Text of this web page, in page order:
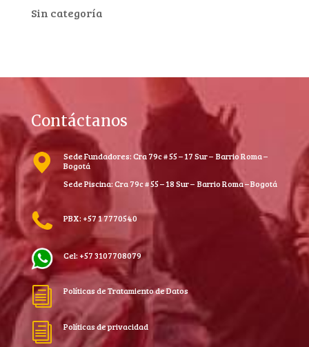
Sin categoría
Contáctanos
Sede Fundadores: Cra 79c # 55 – 17 Sur – Barrio Roma –
Bogotá
Sede Piscina: Cra 79c # 55 – 18 Sur – Barrio Roma – Bogotá
PBX: +57 1 7770540
Cel: +57 3107708079
i Políticas de Tratamiento de Datos
i Políticas de privacidad